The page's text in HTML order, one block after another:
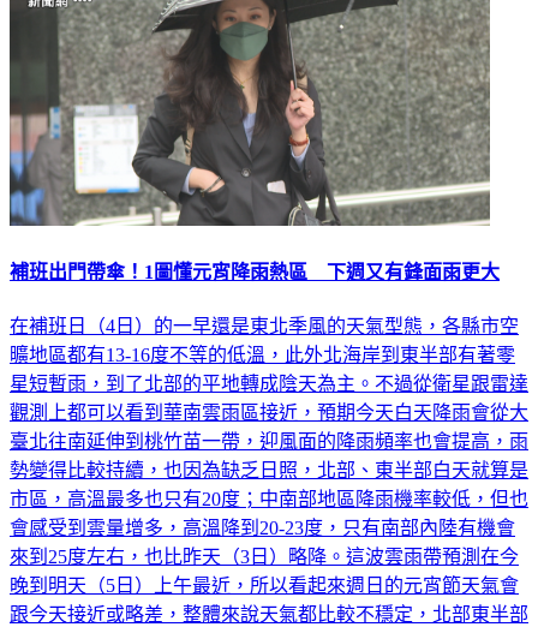
補班出門帶傘！1圖懂元宵降雨熱區 下週又有鋒面雨更大
在補班日（4日）的一早還是東北季風的天氣型態，各縣市空
曠地區都有13-16度不等的低溫，此外北海岸到東半部有著零
星短暫雨，到了北部的平地轉成陰天為主。不過從衛星跟雷達
觀測上都可以看到華南雲雨區接近，預期今天白天降雨會從大
臺北往南延伸到桃竹苗一帶，迎風面的降雨頻率也會提高，雨
勢變得比較持續，也因為缺乏日照，北部、東半部白天就算是
市區，高溫最多也只有20度；中南部地區降雨機率較低，但也
會感受到雲量增多，高溫降到20-23度，只有南部內陸有機會
來到25度左右，也比昨天（3日）略降。這波雲雨帶預測在今
晚到明天（5日）上午最近，所以看起來週日的元宵節天氣會
跟今天接近或略差，整體來說天氣都比較不穩定，北部東半部